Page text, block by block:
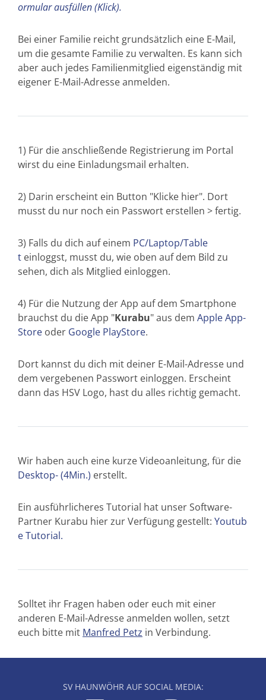
ormular ausfüllen (Klick).
Bei einer Familie reicht grundsätzlich eine E-Mail,
um die gesamte Familie zu verwalten. Es kann sich
aber auch jedes Familienmitglied eigenständig mit
eigener E-Mail-Adresse anmelden.
1) Für die anschließende Registrierung im Portal
wirst du eine Einladungsmail erhalten.
2) Darin erscheint ein Button "Klicke hier". Dort
musst du nur noch ein Passwort erstellen > fertig.
3) Falls du dich auf einem PC/Laptop/Table
t einloggst, musst du, wie oben auf dem Bild zu
sehen, dich als Mitglied einloggen.
4) Für die Nutzung der App auf dem Smartphone
brauchst du die App "Kurabu" aus dem Apple App-
Store oder Google PlayStore.
Dort kannst du dich mit deiner E-Mail-Adresse und
dem vergebenen Passwort einloggen. Erscheint
dann das HSV Logo, hast du alles richtig gemacht.
Wir haben auch eine kurze Videoanleitung, für die
Desktop- (4Min.) erstellt.
Ein ausführlicheres Tutorial hat unser Software-
Partner Kurabu hier zur Verfügung gestellt: Youtub
e Tutorial.
Solltet ihr Fragen haben oder euch mit einer
anderen E-Mail-Adresse anmelden wollen, setzt
euch bitte mit Manfred Petz in Verbindung.
SV HAUNWÖHR AUF SOCIAL MEDIA: